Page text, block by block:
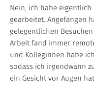
Nein, ich habe
gearbeitet. Angefangen
gelegentlichen
Arbeit fand immer
und Kolleginnen habe
sodass ich irgendwann
ein Gesicht vor Augen